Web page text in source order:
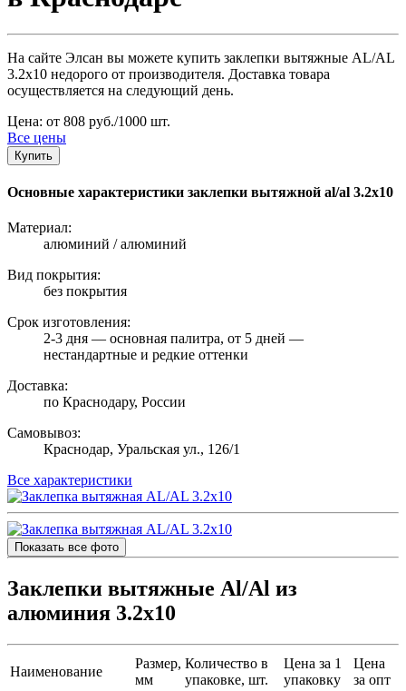
На сайте Элсан вы можете купить заклепки вытяжные AL/AL
3.2х10 недорого от производителя. Доставка товара
осуществляется на следующий день.
Цена: от 808 руб./1000 шт.
Все цены
Купить
Основные характеристики заклепки вытяжной al/al 3.2х10
Материал:
алюминий / алюминий
Вид покрытия:
без покрытия
Срок изготовления:
2-3 дня — основная палитра, от 5 дней —
нестандартные и редкие оттенки
Доставка:
по Краснодару, России
Самовывоз:
Краснодар, Уральская ул., 126/1
Все характеристики
Показать все фото
Заклепки вытяжные Al/Al из
алюминия 3.2х10
Наименование
Размер,
мм
Количество в
упаковке, шт.
Цена за 1
упаковку
Цена
за опт